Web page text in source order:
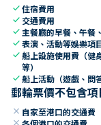
check住宿費用
check 交通費用
check 主餐廳的早餐、午餐
check表演、活動等娛樂項
check船上設施使用費（健
等）
check船上活動（遊戲、問
郵輪票價不包含項
close 自家至港口的交通費